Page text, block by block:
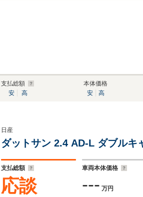
支払総額
安
高
本体価格
安
高
日産
ダットサン 2.4 AD-L ダブル
支払総額
応談
車両本体価格
--- 万円